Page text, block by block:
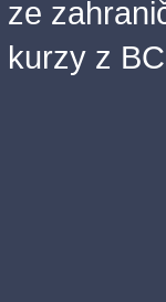
ze
kurzy z